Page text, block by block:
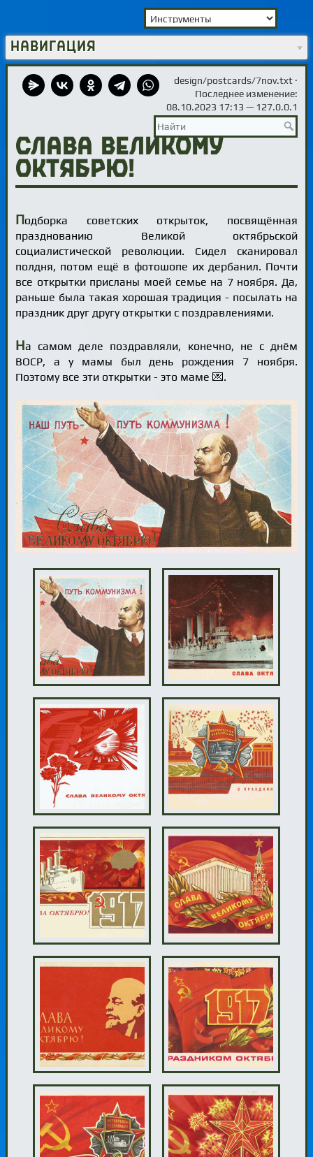
Навигация
design/postcards/7nov.txt·
Последнее изменение:
08.10.2023 17:13 — 127.0.0.1
Слава Великому
Октябрю!
Подборка советских открыток, посвящённая
празднованию Великой октябрьской
социалистической революции. Сидел сканировал
полдня, потом ещё в фотошопе их дербанил. Почти
все открытки присланы моей семье на 7 ноября. Да,
раньше была такая хорошая традиция - посылать на
праздник друг другу открытки с поздравлениями.
На самом деле поздравляли, конечно, не с днём
ВОСР, а у мамы был день рождения 7 ноября.
Поэтому все эти открытки - это маме 💌.